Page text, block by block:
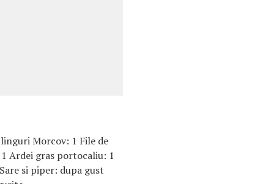
Morcov: 1 File de
Ardei gras portocaliu: 1
si piper: dupa gust